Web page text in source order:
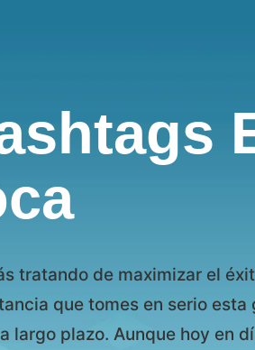
tratando de maximizar el
que tomes en serio
largo plazo. Aunque hoy en